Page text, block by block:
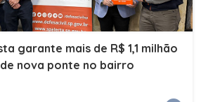
garante mais de R$ 1,1 milhão
nova ponte no bairro